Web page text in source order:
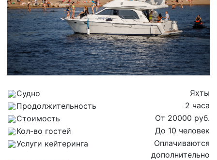
Судно
Яхты
Продолжительность
2 часа
Стоимость
От 20000 руб.
Кол-во гостей
До 10 человек
Услуги кейтеринга
Оплачиваются
дополнительно